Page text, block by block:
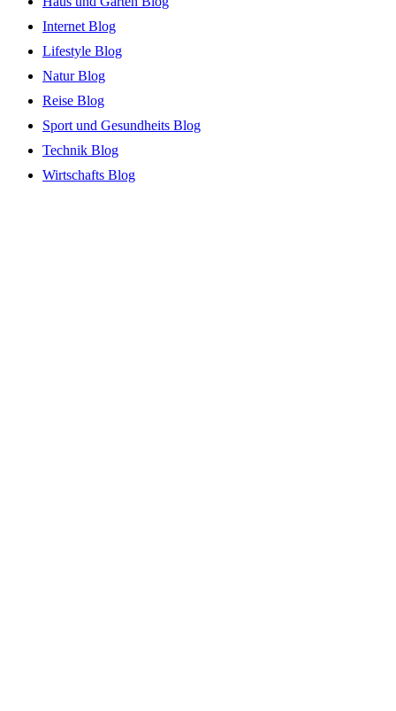
Internet Blog
Lifestyle Blog
Natur Blog
Reise Blog
Sport und Gesundheits Blog
Technik Blog
Wirtschafts Blog